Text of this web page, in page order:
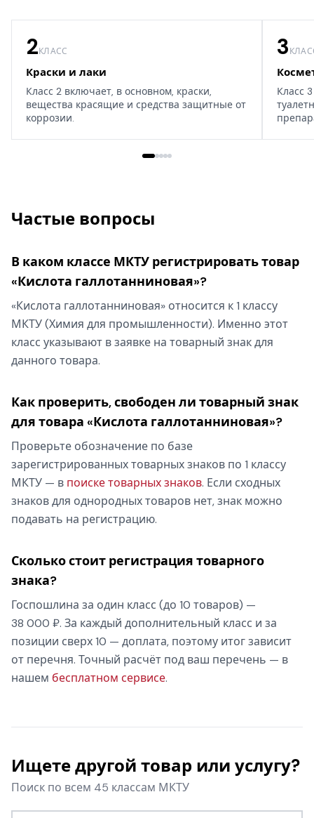
2КЛАСС
Краски и лаки
Класс 2 включает, в основном, краски,
вещества красящие и средства защитные от
коррозии.
3
Класс
Частые вопросы
В каком классе МКТУ регистрировать товар
«Кислота галлотанниновая»?
«Кислота галлотанниновая» относится к 1 классу
МКТУ (Химия для промышленности). Именно этот
класс указывают в заявке на товарный знак для
данного товара.
Как проверить, свободен ли товарный знак
для товара «Кислота галлотанниновая»?
Проверьте обозначение по базе
зарегистрированных товарных знаков по 1 классу
МКТУ — в поиске товарных знаков. Если сходных
знаков для однородных товаров нет, знак можно
подавать на регистрацию.
Сколько стоит регистрация товарного
знака?
Госпошлина за один класс (до 10 товаров) —
38 000 ₽. За каждый дополнительный класс и за
позиции сверх 10 — доплата, поэтому итог зависит
от перечня. Точный расчёт под ваш перечень — в
нашем бесплатном сервисе.
Ищете другой товар или услугу?
Поиск по всем 45 классам МКТУ